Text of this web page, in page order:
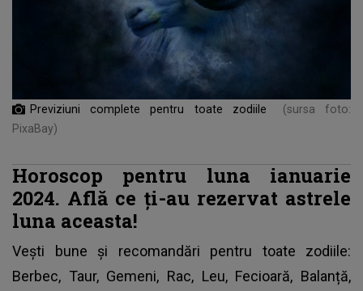
Previziuni complete pentru toate zodiile
(sursa foto:
PixaBay)
Horoscop pentru luna ianuarie
2024. Află ce ți-au rezervat astrele
luna aceasta!
Vești bune și recomandări pentru toate zodiile:
Berbec, Taur, Gemeni, Rac, Leu, Fecioară, Balanță,